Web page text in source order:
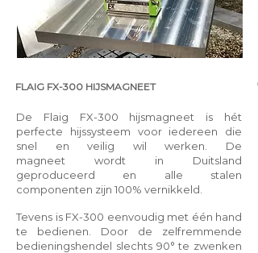
FLAIG FX-300 HIJSMAGNEET
De Flaig FX-300 hijsmagneet is hét
perfecte hijssysteem voor iedereen die
snel en veilig wil werken. De
magneet wordt in Duitsland
geproduceerd en alle stalen
componenten zijn 100% vernikkeld.
Tevens is FX-300 eenvoudig met één hand
te bedienen. Door de zelfremmende
bedieningshendel slechts 90° te zwenken